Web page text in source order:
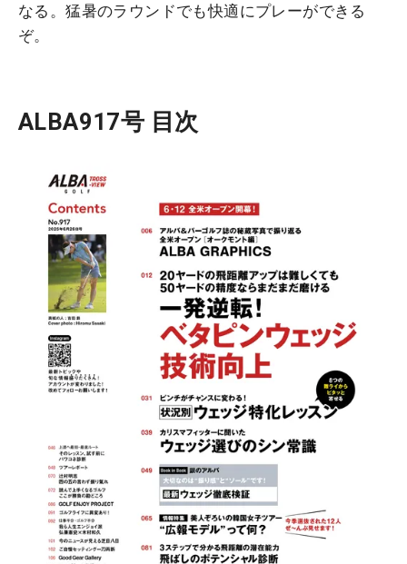
なる。猛暑のラウンドでも快適にプレーができる
ぞ。
ALBA917号 目次